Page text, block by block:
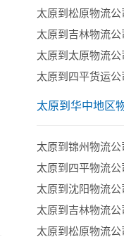
太原到松原物流
太原到吉林物流
太原到太原物流
太原到四平货运公
太原到华中地区
太原到锦州物流
太原到四平物流
太原到沈阳物流
太原到吉林物流
太原到松原物流